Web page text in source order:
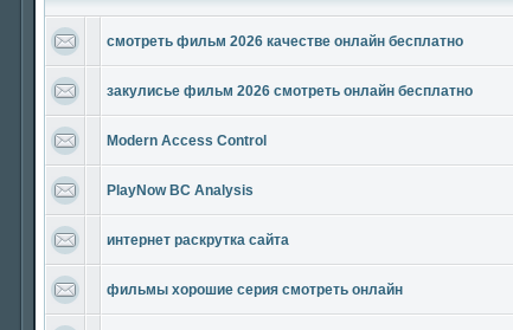
смотреть фильм 2026 качестве онлайн бесплатно
закулисье фильм 2026 смотреть онлайн бесплатно
Modern Access Control
PlayNow BC Analysis
интернет раскрутка сайта
фильмы хорошие серия смотреть онлайн